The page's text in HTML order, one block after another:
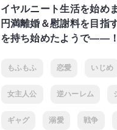
イヤルニート生活を始め
円満離婚＆慰謝料を目指
を持ち始めたようで――
もふもふ 恋愛 いじめ
女主人公 逆ハーレム
ギャグ 溺愛 戦争